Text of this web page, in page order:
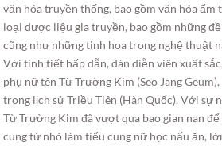
văn hóa truyền thống, bao gồm văn hóa ẩm
loại dược liệu gia truyền, bao gồm những
cũng như những tinh hoa trong nghệ thuật
Với tình tiết hấp dẫn, dàn diễn viên xuất
phụ nữ tên Từ Trường Kim (Seo Jang
trong lịch sử Triều Tiên (Hàn Quốc). Với sự
Từ Trường Kim đã vượt qua bao gian nan
cung từ nhỏ làm tiểu cung nữ học nấu ăn,